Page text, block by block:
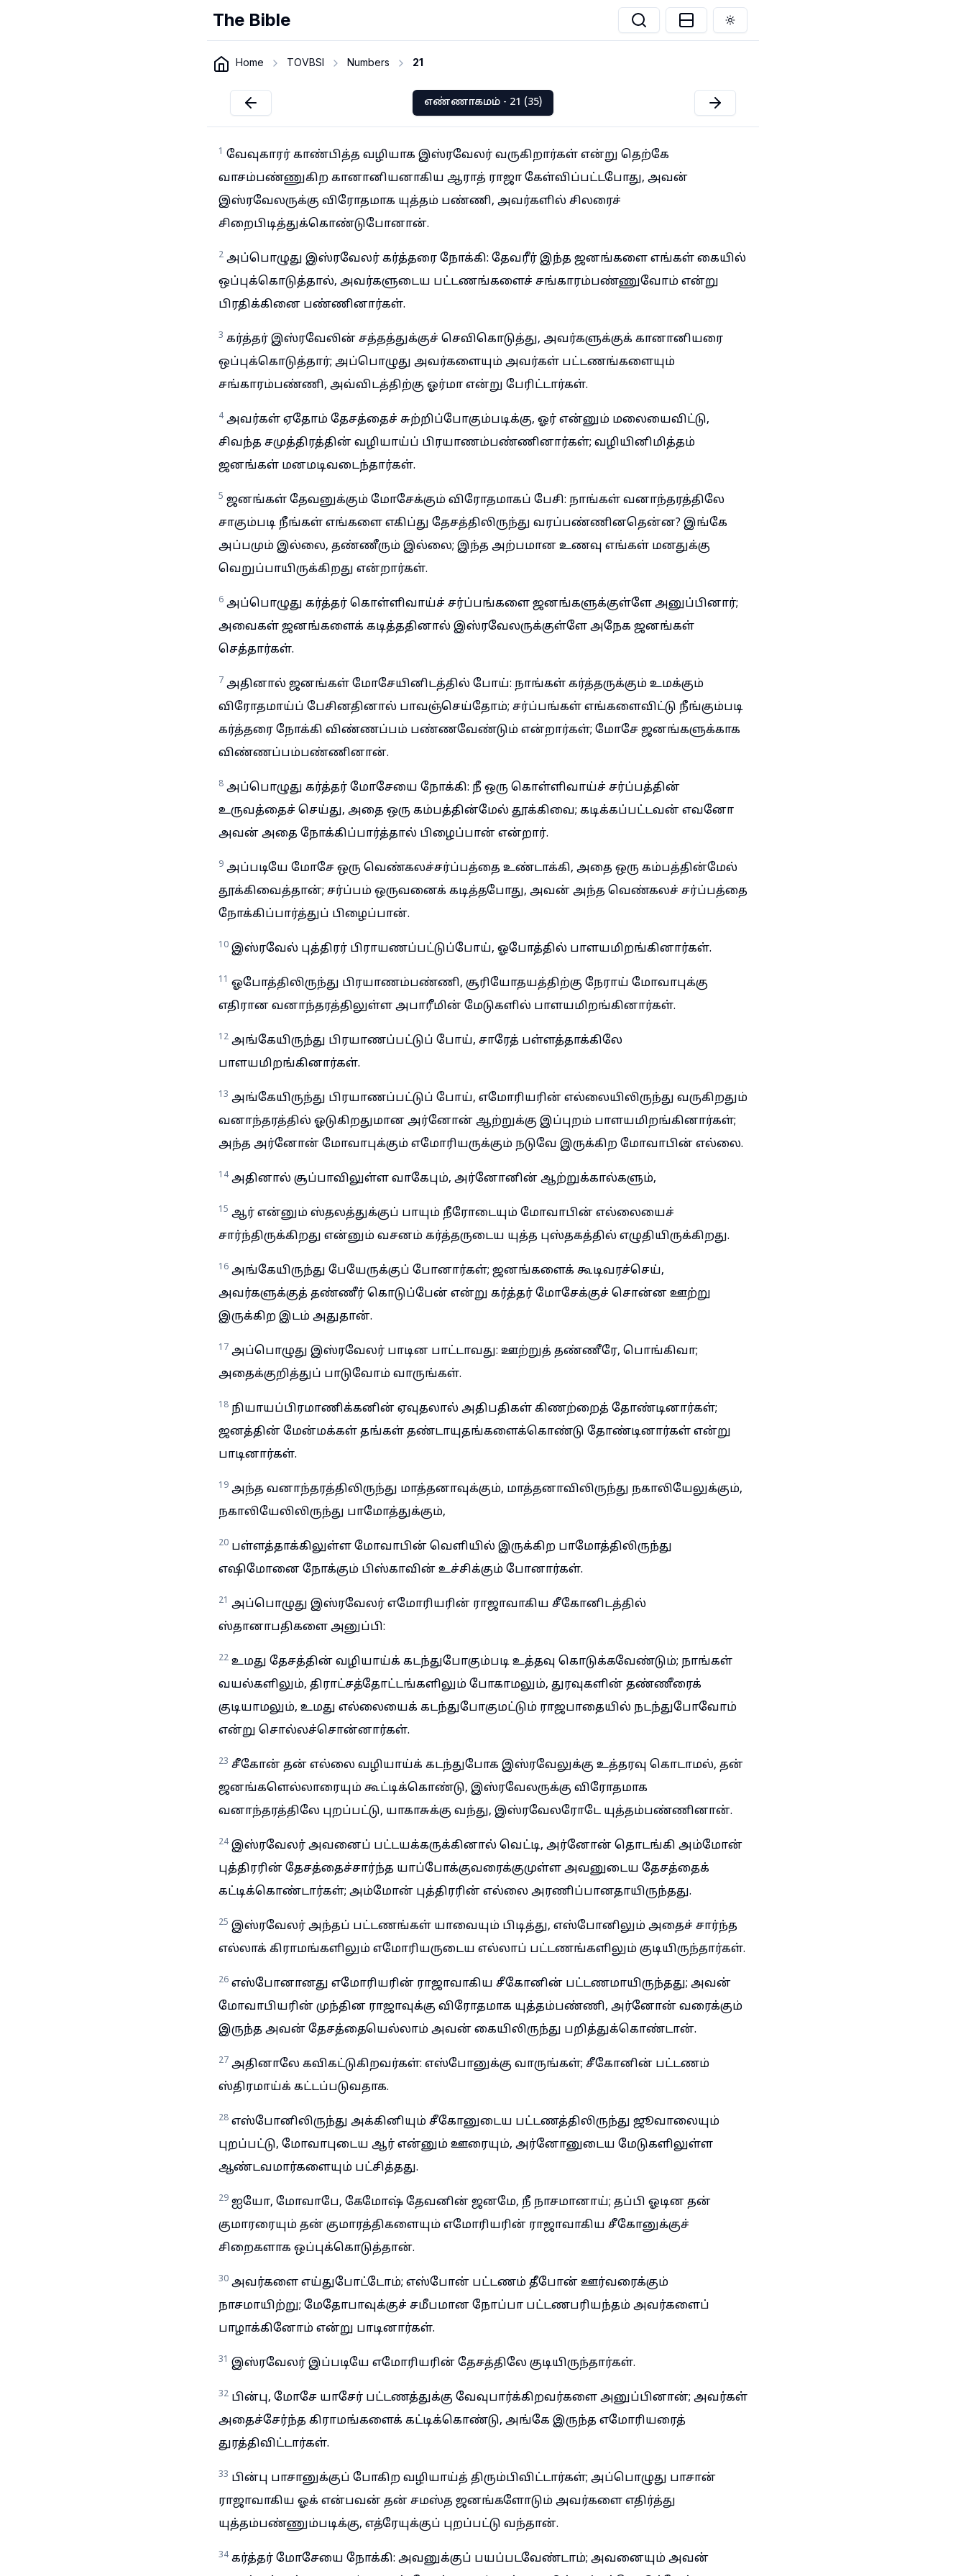
The Bible Toggle theme
Home TOVBSI Numbers 21
எண்ணாகமம் - 21 (35)
1 வேவுகாரர் காண்பித்த வழியாக இஸ்ரவேலர் வருகிறார்கள் என்று தெற்கே
வாசம்பண்ணுகிற கானானியனாகிய ஆராத் ராஜா கேள்விப்பட்டபோது, அவன்
இஸ்ரவேலருக்கு விரோதமாக யுத்தம் பண்ணி, அவர்களில் சிலரைச்
சிறைபிடித்துக்கொண்டுபோனான்.
2 அப்பொழுது இஸ்ரவேலர் கர்த்தரை நோக்கி: தேவரீர் இந்த ஜனங்களை எங்கள் கையில்
ஒப்புக்கொடுத்தால், அவர்களுடைய பட்டணங்களைச் சங்காரம்பண்ணுவோம் என்று
பிரதிக்கினை பண்ணினார்கள்.
3 கர்த்தர் இஸ்ரவேலின் சத்தத்துக்குச் செவிகொடுத்து, அவர்களுக்குக் கானானியரை
ஒப்புக்கொடுத்தார்; அப்பொழுது அவர்களையும் அவர்கள் பட்டணங்களையும்
சங்காரம்பண்ணி, அவ்விடத்திற்கு ஓர்மா என்று பேரிட்டார்கள்.
4 அவர்கள் ஏதோம் தேசத்தைச் சுற்றிப்போகும்படிக்கு, ஓர் என்னும் மலையைவிட்டு,
சிவந்த சமுத்திரத்தின் வழியாய்ப் பிரயாணம்பண்ணினார்கள்; வழியினிமித்தம்
ஜனங்கள் மனமடிவடைந்தார்கள்.
5 ஜனங்கள் தேவனுக்கும் மோசேக்கும் விரோதமாகப் பேசி: நாங்கள் வனாந்தரத்திலே
சாகும்படி நீங்கள் எங்களை எகிப்து தேசத்திலிருந்து வரப்பண்ணினதென்ன? இங்கே
அப்பமும் இல்லை, தண்ணீரும் இல்லை; இந்த அற்பமான உணவு எங்கள் மனதுக்கு
வெறுப்பாயிருக்கிறது என்றார்கள்.
6 அப்பொழுது கர்த்தர் கொள்ளிவாய்ச் சர்ப்பங்களை ஜனங்களுக்குள்ளே அனுப்பினார்;
அவைகள் ஜனங்களைக் கடித்ததினால் இஸ்ரவேலருக்குள்ளே அநேக ஜனங்கள்
செத்தார்கள்.
7 அதினால் ஜனங்கள் மோசேயினிடத்தில் போய்: நாங்கள் கர்த்தருக்கும் உமக்கும்
விரோதமாய்ப் பேசினதினால் பாவஞ்செய்தோம்; சர்ப்பங்கள் எங்களைவிட்டு நீங்கும்படி
கர்த்தரை நோக்கி விண்ணப்பம் பண்ணவேண்டும் என்றார்கள்; மோசே ஜனங்களுக்காக
விண்ணப்பம்பண்ணினான்.
8 அப்பொழுது கர்த்தர் மோசேயை நோக்கி: நீ ஒரு கொள்ளிவாய்ச் சர்ப்பத்தின்
உருவத்தைச் செய்து, அதை ஒரு கம்பத்தின்மேல் தூக்கிவை; கடிக்கப்பட்டவன் எவனோ
அவன் அதை நோக்கிப்பார்த்தால் பிழைப்பான் என்றார்.
9 அப்படியே மோசே ஒரு வெண்கலச்சர்ப்பத்தை உண்டாக்கி, அதை ஒரு கம்பத்தின்மேல்
தூக்கிவைத்தான்; சர்ப்பம் ஒருவனைக் கடித்தபோது, அவன் அந்த வெண்கலச் சர்ப்பத்தை
நோக்கிப்பார்த்துப் பிழைப்பான்.
10 இஸ்ரவேல் புத்திரர் பிராயணப்பட்டுப்போய், ஓபோத்தில் பாளயமிறங்கினார்கள்.
11 ஓபோத்திலிருந்து பிரயாணம்பண்ணி, சூரியோதயத்திற்கு நேராய் மோவாபுக்கு
எதிரான வனாந்தரத்திலுள்ள அபாரீமின் மேடுகளில் பாளயமிறங்கினார்கள்.
12 அங்கேயிருந்து பிரயாணப்பட்டுப் போய், சாரேத் பள்ளத்தாக்கிலே
பாளயமிறங்கினார்கள்.
13 அங்கேயிருந்து பிரயாணப்பட்டுப் போய், எமோரியரின் எல்லையிலிருந்து வருகிறதும்
வனாந்தரத்தில் ஓடுகிறதுமான அர்னோன் ஆற்றுக்கு இப்புறம் பாளயமிறங்கினார்கள்;
அந்த அர்னோன் மோவாபுக்கும் எமோரியருக்கும் நடுவே இருக்கிற மோவாபின் எல்லை.
14 அதினால் சூப்பாவிலுள்ள வாகேபும், அர்னோனின் ஆற்றுக்கால்களும்,
15 ஆர் என்னும் ஸ்தலத்துக்குப் பாயும் நீரோடையும் மோவாபின் எல்லையைச்
சார்ந்திருக்கிறது என்னும் வசனம் கர்த்தருடைய யுத்த புஸ்தகத்தில் எழுதியிருக்கிறது.
16 அங்கேயிருந்து பேயேருக்குப் போனார்கள்; ஜனங்களைக் கூடிவரச்செய்,
அவர்களுக்குத் தண்ணீர் கொடுப்பேன் என்று கர்த்தர் மோசேக்குச் சொன்ன ஊற்று
இருக்கிற இடம் அதுதான்.
17 அப்பொழுது இஸ்ரவேலர் பாடின பாட்டாவது: ஊற்றுத் தண்ணீரே, பொங்கிவா;
அதைக்குறித்துப் பாடுவோம் வாருங்கள்.
18 நியாயப்பிரமாணிக்கனின் ஏவுதலால் அதிபதிகள் கிணற்றைத் தோண்டினார்கள்;
ஜனத்தின் மேன்மக்கள் தங்கள் தண்டாயுதங்களைக்கொண்டு தோண்டினார்கள் என்று
பாடினார்கள்.
19 அந்த வனாந்தரத்திலிருந்து மாத்தனாவுக்கும், மாத்தனாவிலிருந்து நகாலியேலுக்கும்,
நகாலியேலிலிருந்து பாமோத்துக்கும்,
20 பள்ளத்தாக்கிலுள்ள மோவாபின் வெளியில் இருக்கிற பாமோத்திலிருந்து
எஷிமோனை நோக்கும் பிஸ்காவின் உச்சிக்கும் போனார்கள்.
21 அப்பொழுது இஸ்ரவேலர் எமோரியரின் ராஜாவாகிய சீகோனிடத்தில்
ஸ்தானாபதிகளை அனுப்பி:
22 உமது தேசத்தின் வழியாய்க் கடந்துபோகும்படி உத்தவு கொடுக்கவேண்டும்; நாங்கள்
வயல்களிலும், திராட்சத்தோட்டங்களிலும் போகாமலும், துரவுகளின் தண்ணீரைக்
குடியாமலும், உமது எல்லையைக் கடந்துபோகுமட்டும் ராஜபாதையில் நடந்துபோவோம்
என்று சொல்லச்சொன்னார்கள்.
23 சீகோன் தன் எல்லை வழியாய்க் கடந்துபோக இஸ்ரவேலுக்கு உத்தரவு கொடாமல், தன்
ஜனங்களெல்லாரையும் கூட்டிக்கொண்டு, இஸ்ரவேலருக்கு விரோதமாக
வனாந்தரத்திலே புறப்பட்டு, யாகாசுக்கு வந்து, இஸ்ரவேலரோடே யுத்தம்பண்ணினான்.
24 இஸ்ரவேலர் அவனைப் பட்டயக்கருக்கினால் வெட்டி, அர்னோன் தொடங்கி அம்மோன்
புத்திரரின் தேசத்தைச்சார்ந்த யாப்போக்குவரைக்குமுள்ள அவனுடைய தேசத்தைக்
கட்டிக்கொண்டார்கள்; அம்மோன் புத்திரரின் எல்லை அரணிப்பானதாயிருந்தது.
25 இஸ்ரவேலர் அந்தப் பட்டணங்கள் யாவையும் பிடித்து, எஸ்போனிலும் அதைச் சார்ந்த
எல்லாக் கிராமங்களிலும் எமோரியருடைய எல்லாப் பட்டணங்களிலும் குடியிருந்தார்கள்.
26 எஸ்போனானது எமோரியரின் ராஜாவாகிய சீகோனின் பட்டணமாயிருந்தது; அவன்
மோவாபியரின் முந்தின ராஜாவுக்கு விரோதமாக யுத்தம்பண்ணி, அர்னோன் வரைக்கும்
இருந்த அவன் தேசத்தையெல்லாம் அவன் கையிலிருந்து பறித்துக்கொண்டான்.
27 அதினாலே கவிகட்டுகிறவர்கள்: எஸ்போனுக்கு வாருங்கள்; சீகோனின் பட்டணம்
ஸ்திரமாய்க் கட்டப்படுவதாக.
28 எஸ்போனிலிருந்து அக்கினியும் சீகோனுடைய பட்டணத்திலிருந்து ஜூவாலையும்
புறப்பட்டு, மோவாபுடைய ஆர் என்னும் ஊரையும், அர்னோனுடைய மேடுகளிலுள்ள
ஆண்டவமார்களையும் பட்சித்தது.
29 ஐயோ, மோவாபே, கேமோஷ் தேவனின் ஜனமே, நீ நாசமானாய்; தப்பி ஓடின தன்
குமாரரையும் தன் குமாரத்திகளையும் எமோரியரின் ராஜாவாகிய சீகோனுக்குச்
சிறைகளாக ஒப்புக்கொடுத்தான்.
30 அவர்களை எய்துபோட்டோம்; எஸ்போன் பட்டணம் தீபோன் ஊர்வரைக்கும்
நாசமாயிற்று; மேதோபாவுக்குச் சமீபமான நோப்பா பட்டணபரியந்தம் அவர்களைப்
பாழாக்கினோம் என்று பாடினார்கள்.
31 இஸ்ரவேலர் இப்படியே எமோரியரின் தேசத்திலே குடியிருந்தார்கள்.
32 பின்பு, மோசே யாசேர் பட்டணத்துக்கு வேவுபார்க்கிறவர்களை அனுப்பினான்; அவர்கள்
அதைச்சேர்ந்த கிராமங்களைக் கட்டிக்கொண்டு, அங்கே இருந்த எமோரியரைத்
துரத்திவிட்டார்கள்.
33 பின்பு பாசானுக்குப் போகிற வழியாய்த் திரும்பிவிட்டார்கள்; அப்பொழுது பாசான்
ராஜாவாகிய ஓக் என்பவன் தன் சமஸ்த ஜனங்களோடும் அவர்களை எதிர்த்து
யுத்தம்பண்ணும்படிக்கு, எத்ரேயுக்குப் புறப்பட்டு வந்தான்.
34 கர்த்தர் மோசேயை நோக்கி: அவனுக்குப் பயப்படவேண்டாம்; அவனையும் அவன்